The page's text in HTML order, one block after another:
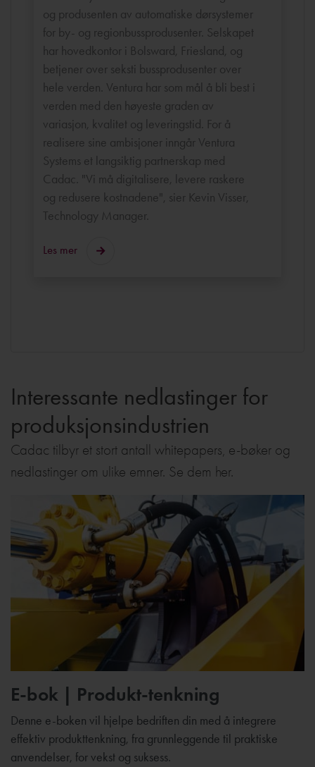
og produsenten av automatiske dørsystemer
for by- og regionbussprodusenter. Selskapet
har hovedkontor i Bolsward, Friesland, og
betjener over seksti bussprodusenter over
hele verden. Ventura har som mål å bli best i
verden med den høyeste graden av
variasjon, kvalitet og leveringstid. For å
realisere sine ambisjoner inngår Ventura
Systems et langsiktig partnerskap med
Cadac. "Vi må digitalisere, levere raskere
og redusere kostnadene", sier Kevin Visser,
Technology Manager.
Les mer
Interessante nedlastinger for
produksjonsindustrien
Cadac tilbyr et stort antall whitepapers, e-bøker og
nedlastinger om ulike emner. Se dem her.
E-bok | Produkt-tenkning
Denne e-boken vil hjelpe bedriften din med å integrere
effektiv produkttenkning, fra grunnleggende til praktiske
anvendelser, for vekst og suksess.